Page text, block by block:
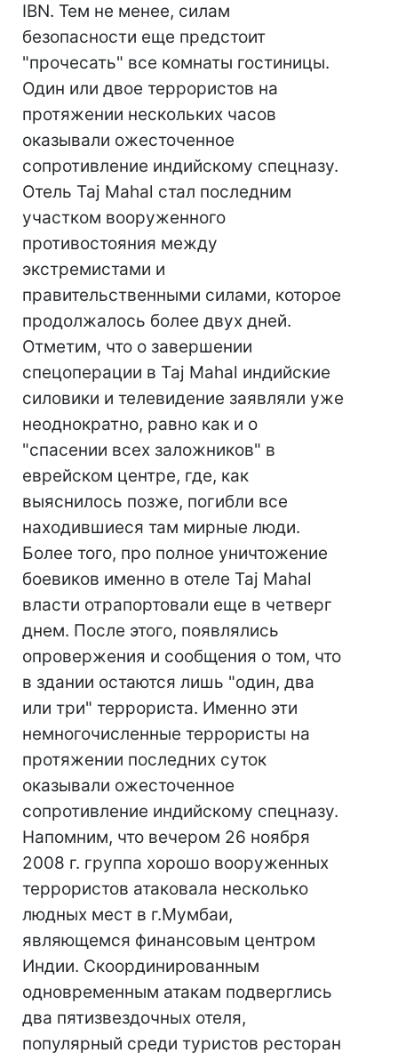
IBN. Тем не менее, силам
безопасности еще предстоит
"прочесать" все комнаты гостиницы.
Один или двое террористов на
протяжении нескольких часов
оказывали ожесточенное
сопротивление индийскому спецназу.
Отель Taj Mahal стал последним
участком вооруженного
противостояния между
экстремистами и
правительственными силами, которое
продолжалось более двух дней.
Отметим, что о завершении
спецоперации в Taj Mahal индийские
силовики и телевидение заявляли уже
неоднократно, равно как и о
"спасении всех заложников" в
еврейском центре, где, как
выяснилось позже, погибли все
находившиеся там мирные люди.
Более того, про полное уничтожение
боевиков именно в отеле Taj Mahal
власти отрапортовали еще в четверг
днем. После этого, появлялись
опровержения и сообщения о том, что
в здании остаются лишь "один, два
или три" террориста. Именно эти
немногочисленные террористы на
протяжении последних суток
оказывали ожесточенное
сопротивление индийскому спецназу.
Напомним, что вечером 26 ноября
2008 г. группа хорошо вооруженных
террористов атаковала несколько
людных мест в г.Мумбаи,
являющемся финансовым центром
Индии. Скоординированным
одновременным атакам подверглись
два пятизвездочных отеля,
популярный среди туристов ресторан